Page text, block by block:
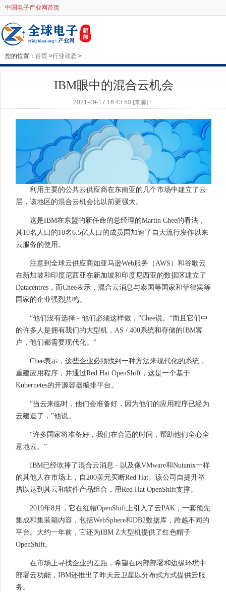
中国电子产业网首页
您的位置： 首页 >行业动态 >
IBM眼中的混合云机会
2021-09-17 16:43:50 [来源]：
利用主要的公共云供应商在东南亚的几个市场中建立了云
层，该地区的混合云机会比以前更强大。
这是IBM在东盟的新任命的总经理的Martin Chee的看法，
其10名人口的10名6.5亿人口的成员国加速了自大流行发作以来
云服务的使用。
注意到全球云供应商如亚马逊Web服务（AWS）和谷歌云
在新加坡和印度尼西亚在新加坡和印度尼西亚的数据区建立了
Datacentres，而Chee表示，混合云消息与泰国等国家和菲律宾等
国家的企业强烈共鸣。
“他们没有选择 - 他们必须这样做，”Chee说。“而且它们中
的许多人是拥有我们的大型机，AS / 400系统和存储的IBM客
户，他们都需要现代化。”
Chee表示，这些企业必须找到一种方法来现代化的系统，
重建应用程序，并通过Red Hat OpenShift，这是一个基于
Kubernetes的开源容器编排平台。
“当云来临时，他们会准备好，因为他们的应用程序已经为
云建造了，”他说。
“许多国家将准备好，我们在合适的时间，帮助他们全心全
意地云。”
IBM已经吹捧了混合云消息 - 以及像VMware和Nutanix一样
的其他人在市场上，自200美元买断Red Hat。该公司自提升举
措以达到其云和软件产品组合，用Red Hat OpenShift支撑。
2019年8月，它在红帽OpenShift上引入了云PAK，一套预先
集成和集装箱内容，包括WebSphere和DB2数据库，跨越不同的
平台。大约一年前，它还为IBM Z大型机提供了红色帽子
OpenShift。
在市场上寻找企业的差距，希望在内部部署和边缘环境中
部署云功能，IBM还推出了昨天云卫星以分布式方式提供云服
务。